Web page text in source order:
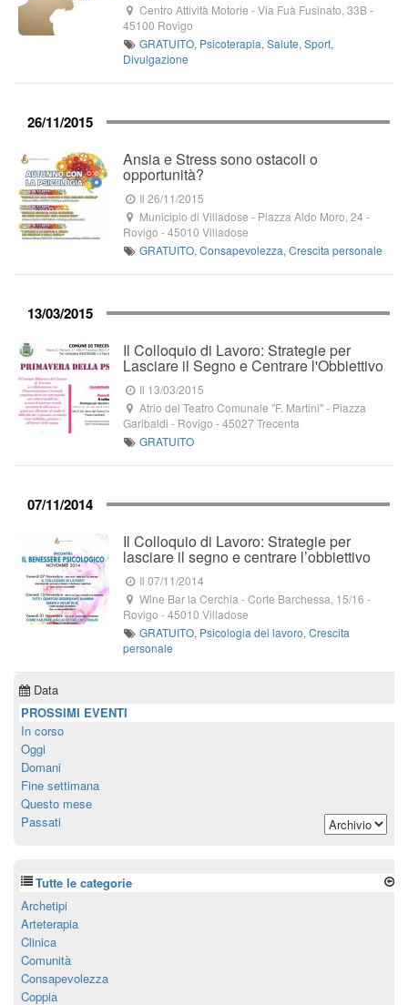
Centro Attività Motorie -Via Fuà Fusinato, 33B-
45100 Rovigo
GRATUITO, Psicoterapia,Salute,Sport,
Divulgazione
26/11/2015
Ansia e Stress sono ostacoli o
opportunità?
Il 26/11/2015
Municipio di Villadose - Piazza Aldo Moro, 24 -
Rovigo -45010 Villadose
GRATUITO,Consapevolezza,Crescita personale
13/03/2015
Il Colloquio di Lavoro: Strategie per
Lasciare il Segno e Centrare l'Obbiettivo
Il 13/03/2015
Atrio del Teatro Comunale "F. Martini"- Piazza
Garibaldi - Rovigo -45027Trecenta
GRATUITO
07/11/2014
Il Colloquio di Lavoro: Strategie per
lasciare il segno e centrare l’obbiettivo
Il 07/11/2014
Wine Bar la Cerchia -Corte Barchessa, 15/16 -
Rovigo -45010 Villadose
GRATUITO, Psicologia del lavoro,Crescita
personale
Data
PROSSIMI EVENTI
In corso
Oggi
Domani
Fine settimana
Questo mese
Passati
Tutte le categorie
Archetipi
Arteterapia
Clinica
Comunità
Consapevolezza
Coppia